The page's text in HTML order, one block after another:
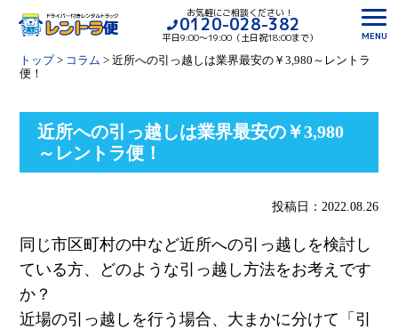
お気軽にご相談ください！
0120-028-382
平日9:00〜19:00（土日祝18:00まで）
MENU
トップ> コラム > 近所への引っ越しは業界最安の￥3,980～レントラ
便！
近所への引っ越しは業界最安の￥3,980
～レントラ便！
投稿日：2022.08.26
同じ市区町村の中など近所への引っ越しを検討し
ている方、どのような引っ越し方法をお考えです
か？
近場の引っ越しを行う場合、大まかに分けて「引